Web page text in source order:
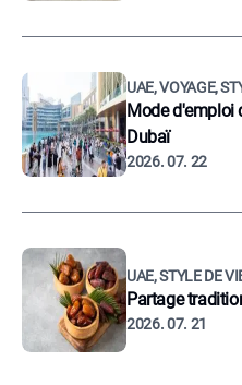
UAE, VOYAGE,
Mode d'emploi
Dubaï
2026. 07. 22
UAE, STYLE DE
Partage
2026. 07. 21